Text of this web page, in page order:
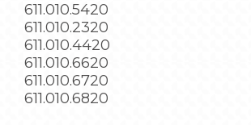
611.010.5420
611.010.2320
611.010.4420
611.010.6620
611.010.6720
611.010.6820